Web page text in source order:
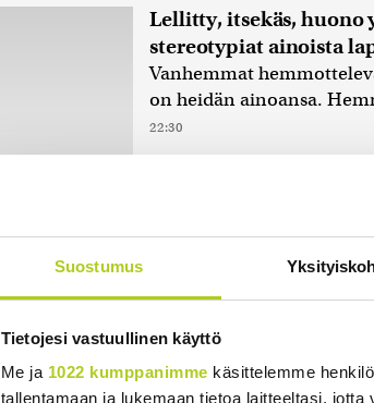
Suostumus
Tietojesi vastuullinen käyttö
Me ja 1022 kumppanimme käsittelemme
tallentamaan ja lukemaan tietoa laitteeltasi,
Lellitty, itsekäs, huono
stereotypiat ainoista
Vanhemmat
on heidän ainoansa.
22:30
Pakottamisen aika on
syömistä voi yrittää
Hankalampaa valikoivaa